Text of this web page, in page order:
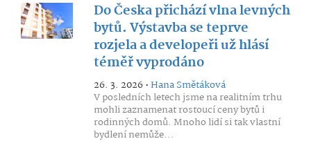
Do Česka přichází vlna levných
bytů. Výstavba se teprve
rozjela a developeři už hlásí
téměř vyprodáno
26. 3. 2026 •Hana Smětáková
V posledních letech jsme na realitním trhu
mohli zaznamenat rostoucí ceny bytů i
rodinných domů. Mnoho lidí si tak vlastní
bydlení nemůže...